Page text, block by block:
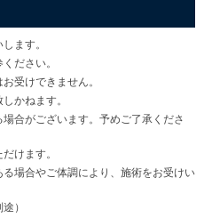
ます。
ださい。
受けできません。
かねます。
合がございます。予めご了承くださ
けます。
場合やご体調により、施術をお受けい
）